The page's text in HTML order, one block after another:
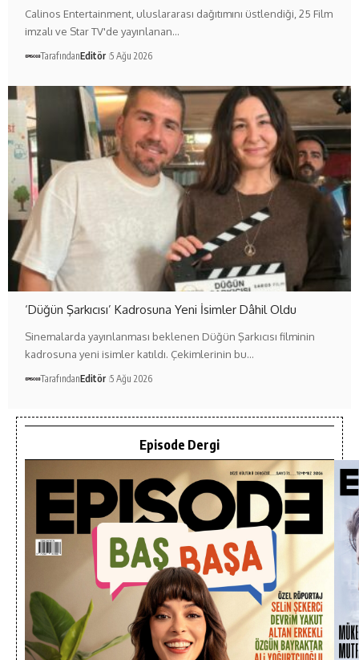
Calinos Entertainment, uluslararası dağıtımını üstlendiği, 25 Film
imzalı ve Star TV'de yayınlanan…
TarafındanEditör 5 Ağu 2026
‘Düğün Şarkıcısı’ Kadrosuna Yeni İsimler Dâhil Oldu
Sinemalarda yayınlanması beklenen Düğün Şarkıcısı filminin
kadrosuna yeni isimler katıldı. Çekimlerinin bu…
TarafındanEditör 5 Ağu 2026
Episode Dergi